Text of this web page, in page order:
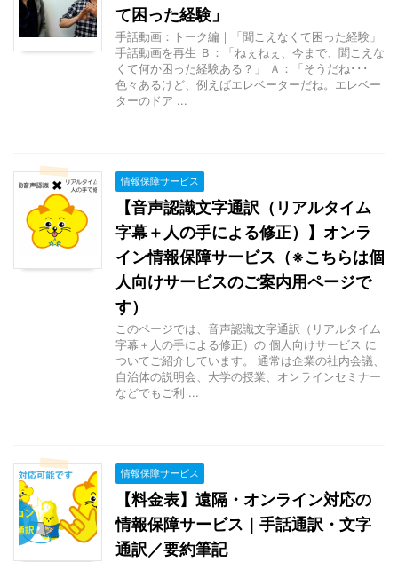
て困った経験」
手話動画：トーク編｜「聞こえなくて困った経験」
手話動画を再生 Ｂ：「ねぇねぇ、今まで、聞こえな
くて何か困った経験ある？」 Ａ：「そうだね･･･
色々あるけど、例えばエレベーターだね。エレベー
ターのドア ...
情報保障サービス
【音声認識文字通訳（リアルタイム
字幕＋人の手による修正）】オンラ
イン情報保障サービス（※こちらは個
人向けサービスのご案内用ページで
す）
このページでは、音声認識文字通訳（リアルタイム
字幕＋人の手による修正）の 個人向けサービス に
ついてご紹介しています。 通常は企業の社内会議、
自治体の説明会、大学の授業、オンラインセミナー
などでもご利 ...
情報保障サービス
【料金表】遠隔・オンライン対応の
情報保障サービス｜手話通訳・文字
通訳／要約筆記